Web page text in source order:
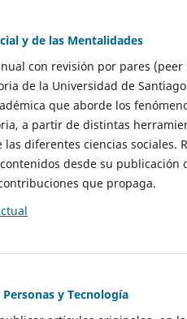
y de las Mentalidades
con revisión por pares
de la Universidad de
que aborde los
a partir de distintas
diferentes ciencias sociales.
desde su publicación
que propaga.
y Tecnología